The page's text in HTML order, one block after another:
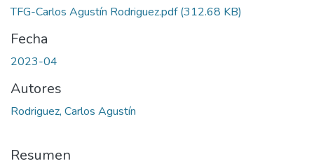
TFG-Carlos Agustín Rodriguez.pdf(312.68 KB)
Fecha
2023-04
Autores
Rodriguez, Carlos Agustín
Resumen